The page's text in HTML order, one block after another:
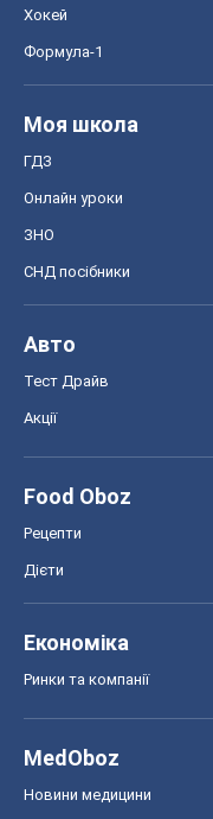
Хокей
Формула-1
Моя школа
ГДЗ
Онлайн уроки
ЗНО
СНД посібники
Авто
Тест Драйв
Акції
Food Oboz
Рецепти
Дієти
Економіка
Ринки та компанії
MedOboz
Новини медицини